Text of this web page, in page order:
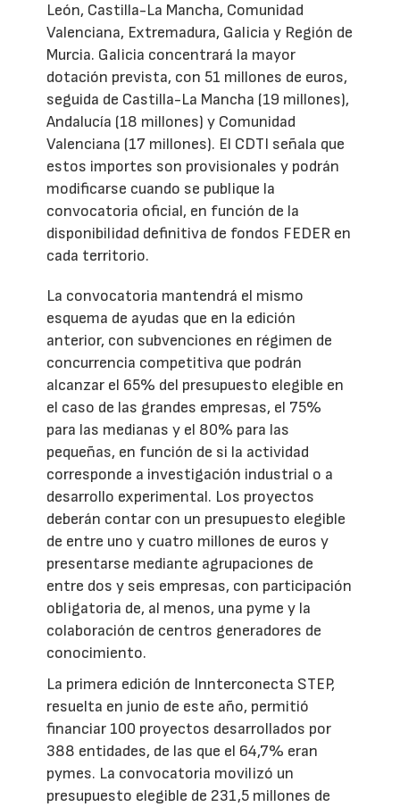
León, Castilla-La Mancha, Comunidad
Valenciana, Extremadura, Galicia y Región de
Murcia. Galicia concentrará la mayor
dotación prevista, con 51 millones de euros,
seguida de Castilla-La Mancha (19 millones),
Andalucía (18 millones) y Comunidad
Valenciana (17 millones). El CDTI señala que
estos importes son provisionales y podrán
modificarse cuando se publique la
convocatoria oficial, en función de la
disponibilidad definitiva de fondos FEDER en
cada territorio.
La convocatoria mantendrá el mismo
esquema de ayudas que en la edición
anterior, con subvenciones en régimen de
concurrencia competitiva que podrán
alcanzar el 65% del presupuesto elegible en
el caso de las grandes empresas, el 75%
para las medianas y el 80% para las
pequeñas, en función de si la actividad
corresponde a investigación industrial o a
desarrollo experimental. Los proyectos
deberán contar con un presupuesto elegible
de entre uno y cuatro millones de euros y
presentarse mediante agrupaciones de
entre dos y seis empresas, con participación
obligatoria de, al menos, una pyme y la
colaboración de centros generadores de
conocimiento.
La primera edición de Innterconecta STEP,
resuelta en junio de este año, permitió
financiar 100 proyectos desarrollados por
388 entidades, de las que el 64,7% eran
pymes. La convocatoria movilizó un
presupuesto elegible de 231,5 millones de